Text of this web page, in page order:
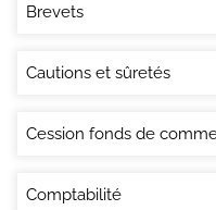
Brevets
Cautions et sûretés
Cession fonds de
Comptabilité